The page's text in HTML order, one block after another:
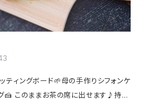
ティングボード🌱母の手作りシフォンケ
🍰 このままお茶の席に出せます♪持ち